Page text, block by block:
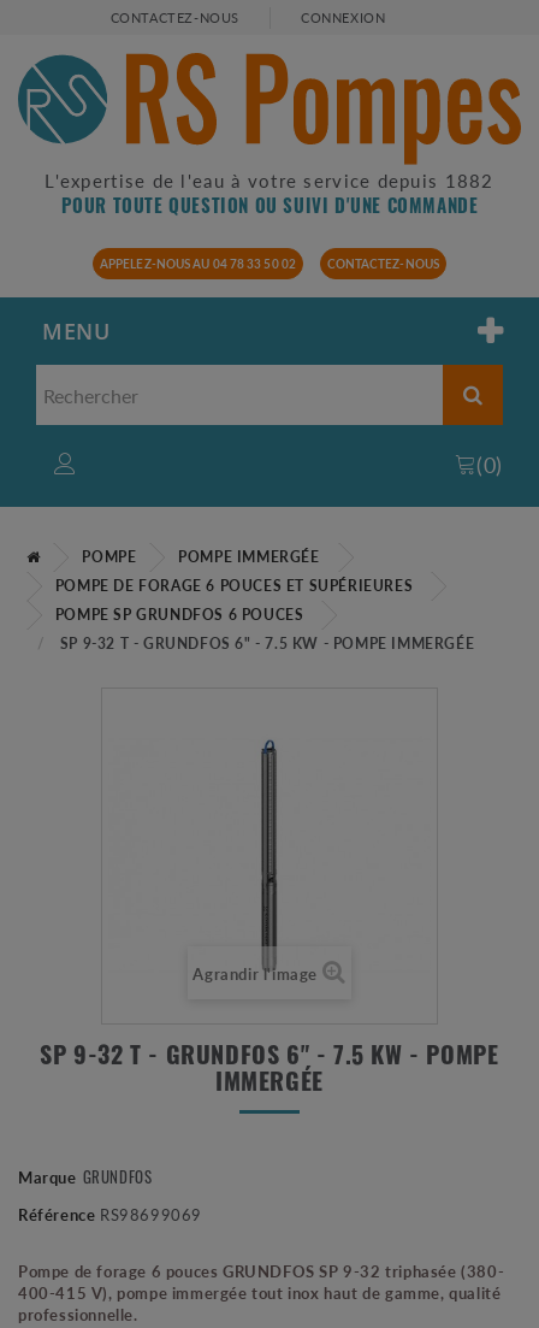
CONTACTEZ-NOUS CONNEXION
L'expertise de l'eau à votre service depuis 1882
POUR TOUTE QUESTION OU SUIVI D'UNE COMMANDE
APPELEZ-NOUS AU 04 78 33 50 02 CONTACTEZ-NOUS
MENU
(0)
POMPE
POMPE IMMERGÉE
POMPE DE FORAGE 6 POUCES ET SUPÉRIEURES
POMPE SP GRUNDFOS 6 POUCES
SP 9-32 T - GRUNDFOS 6" - 7.5 KW - POMPE IMMERGÉE
Agrandir l'image
SP 9-32 T - GRUNDFOS 6" - 7.5 KW - POMPE
IMMERGÉE
Marque GRUNDFOS
Référence RS98699069
Pompe de forage 6 pouces GRUNDFOS SP 9-32 triphasée (380-
400-415 V), pompe immergée tout inox haut de gamme, qualité
professionnelle.